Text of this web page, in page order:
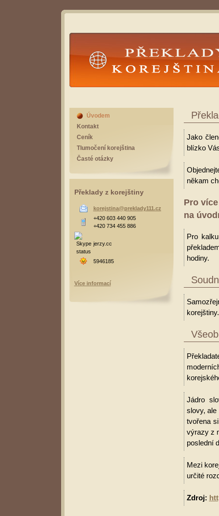
Překlady Korejština
Jako
blízko
někam
Pro
na
Pro
hodiny.
korejštiny.
Jádro
slovy, ale
tvořena
výrazy z
poslední
Mezi
určité
Zdroj:
Úvodem
Kontakt
Ceník
Tlumočení korejština
Časté otázky
Překlady z korejštiny
korejstina@preklady111.cz
+420 603 440 905
+420 734 455 886
jerzy.cc
5946185
Více informací